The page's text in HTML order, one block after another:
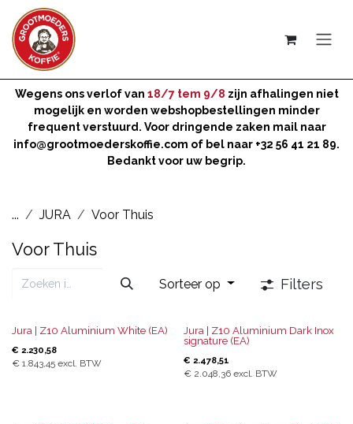
Overslaan naar inhoud
Wegens ons verlof van 18/7 tem 9/8 zijn afhalingen niet
mogelijk en worden webshopbestellingen minder
frequent verstuurd. Voor dringende zaken mail naar
info@grootmoederskoffie.com of bel naar +32 56 41 21 89.
Bedankt voor uw begrip.
... JURA Voor Thuis
Voor Thuis
Sorteer op Filters
Jura | Z10 Aluminium White (EA)
€ 2.230,58
€ 1.843,45 excl. BTW
Jura | Z10 Aluminium Dark Inox
signature (EA)
€ 2.478,51
€ 2.048,36excl. BTW